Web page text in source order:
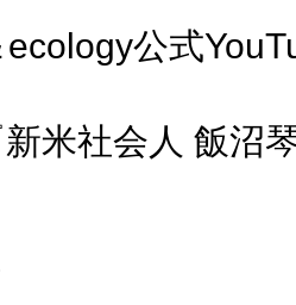
公式
米社会人 飯沼